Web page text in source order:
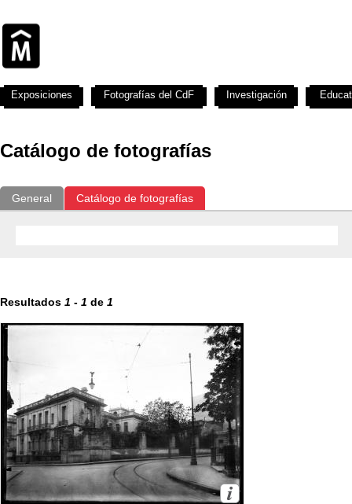
Catálogo de fotografías
General Catálogo de fotografías
Resultados 1 - 1 de 1
Exposiciones Fotografías del CdF Investigación